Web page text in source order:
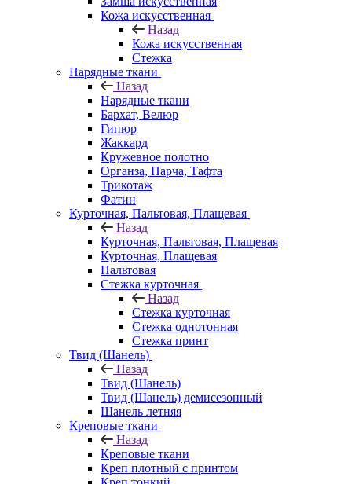
Кожа искусственная
Назад
Кожа искусственная
Стежка
Нарядные ткани
Назад
Нарядные ткани
Бархат, Велюр
Гипюр
Жаккард
Кружевное полотно
Органза, Парча, Тафта
Трикотаж
Фатин
Курточная, Пальтовая, Плащевая
Назад
Курточная, Пальтовая, Плащевая
Курточная, Плащевая
Пальтовая
Стежка курточная
Назад
Стежка курточная
Стежка однотонная
Стежка принт
Твид (Шанель)
Назад
Твид (Шанель)
Твид (Шанель) демисезонный
Шанель летняя
Креповые ткани
Назад
Креповые ткани
Креп плотный с принтом